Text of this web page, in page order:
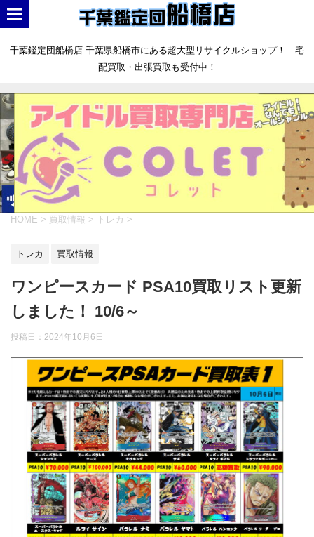
千葉鑑定団船橋店 千葉県船橋市にある超大型リサイクルショップ！ 宅
配買取・出張買取も受付中！
HOME > 買取情報 > トレカ >
トレカ 買取情報
ワンピースカード PSA10買取リスト更新
しました！ 10/6～
投稿日： 2024年10月6日